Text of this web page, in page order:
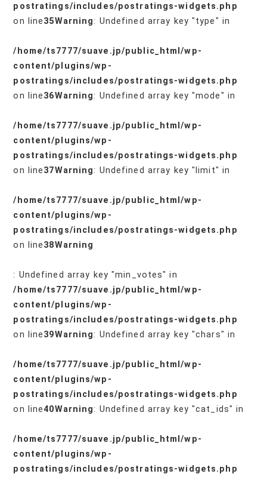
postratings/includes/postratings-widgets.php
on line35Warning: Undefined array key "type" in
/home/ts7777/suave.jp/public_html/wp-
content/plugins/wp-
postratings/includes/postratings-widgets.php
on line36Warning: Undefined array key "mode" in
/home/ts7777/suave.jp/public_html/wp-
content/plugins/wp-
postratings/includes/postratings-widgets.php
on line37Warning: Undefined array key "limit" in
/home/ts7777/suave.jp/public_html/wp-
content/plugins/wp-
postratings/includes/postratings-widgets.php
on line38Warning
: Undefined array key "min_votes" in
/home/ts7777/suave.jp/public_html/wp-
content/plugins/wp-
postratings/includes/postratings-widgets.php
on line39Warning: Undefined array key "chars" in
/home/ts7777/suave.jp/public_html/wp-
content/plugins/wp-
postratings/includes/postratings-widgets.php
on line40Warning: Undefined array key "cat_ids" in
/home/ts7777/suave.jp/public_html/wp-
content/plugins/wp-
postratings/includes/postratings-widgets.php